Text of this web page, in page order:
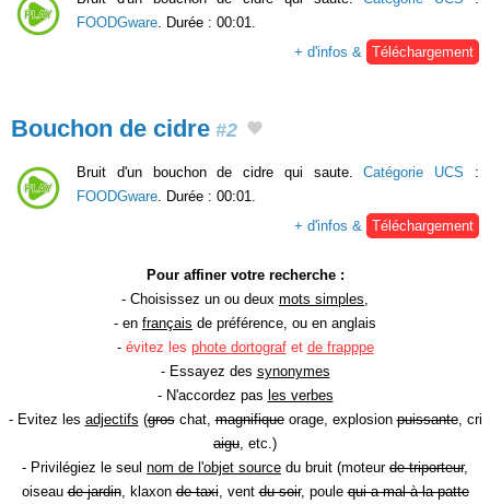
FOODGware . Durée : 00:01.
+ d'infos &
Téléchargement
Bouchon de cidre #2
Bruit d'un bouchon de cidre qui saute.Catégorie UCS :
FOODGware. Durée : 00:01.
+ d'infos & Téléchargement
Pour affiner votre recherche :
- Choisissez un ou deux mots simples,
- en français de préférence, ou en anglais
- évitez les phote dortografet de frapppe
- Essayez des synonymes
- N'accordez pas les verbes
- Evitez les adjectifs (groschat,magnifiqueorage, explosionpuissante, cri
aigu, etc.)
- Privilégiez le seul nom de l'objet source du bruit (moteur de triporteur,
oiseaude jardin, klaxonde taxi, ventdu soir, poulequi a mal à la patte